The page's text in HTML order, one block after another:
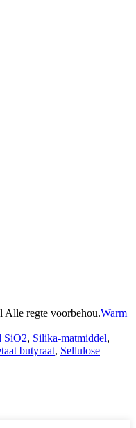
regte voorbehou.Warm
SiO2, Silika-matmiddel,
butyraat, Sellulose